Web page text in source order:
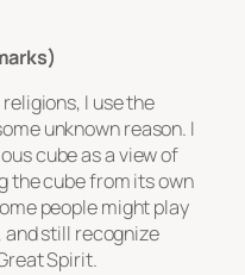
I use the
unknown reason. I
cube as a view of
the cube from its own
people might play
still recognize
Spirit.